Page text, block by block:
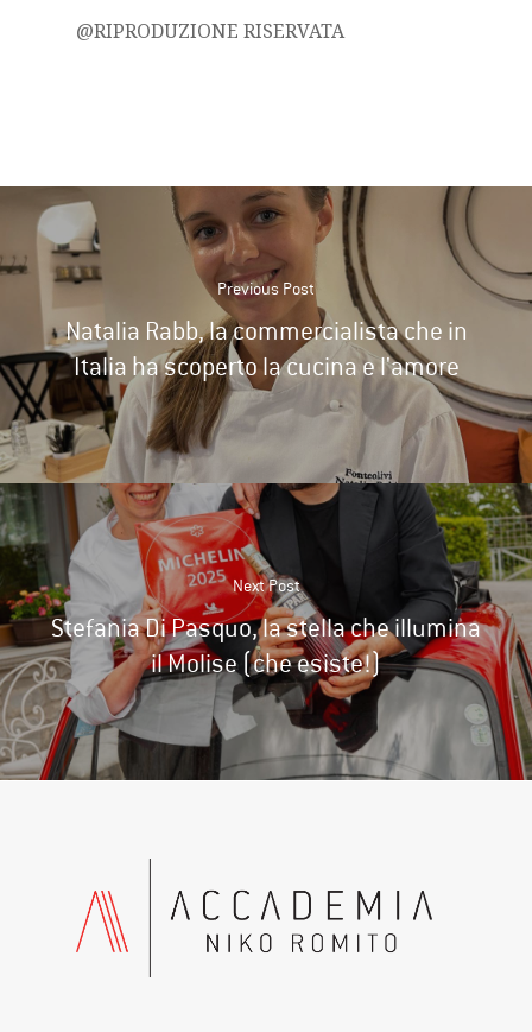
@RIPRODUZIONE RISERVATA
Previous Post
Natalia Rabb, la commercialista che in
Italia ha scoperto la cucina e l'amore
Next Post
Stefania Di Pasquo, la stella che illumina
il Molise (che esiste!)